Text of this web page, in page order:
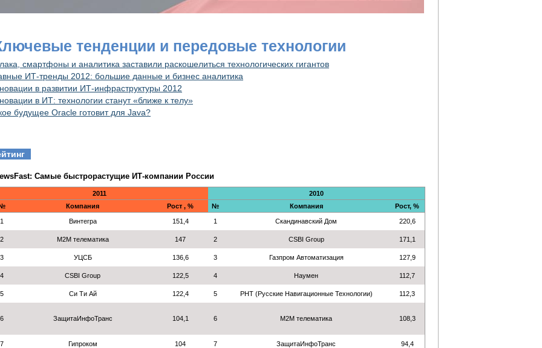
тенденции и передовые технологии
смартфоны и аналитика заставили раскошелиться технологических гигантов
ИТ-тренды 2012: большие данные и бизнес аналитика
в развитии ИТ-инфраструктуры 2012
в ИТ: технологии станут «ближе к телу»
будущее Oracle готовит для Java?
Самые быстрорастущие ИТ-компании России
2011
2010
Компания Рост , % № Компания Рост, %
1 Винтегра 151,4 1 Скандинавский Дом 220,6
2 M2M телематика 147 2 CSBI Group 171,1
3 УЦСБ 136,6 3 Газпром Автоматизация 127,9
4 СSBI Group 122,5 4 Наумен 112,7
5 Си Ти Ай 122,4 5 РНТ (Русские Навигационные Технологии) 112,3
6 ЗащитаИнфоТранс 104,1 6 М2М телематика 108,3
7 Гипроком 104 7 ЗащитаИнфоТранс 94,4